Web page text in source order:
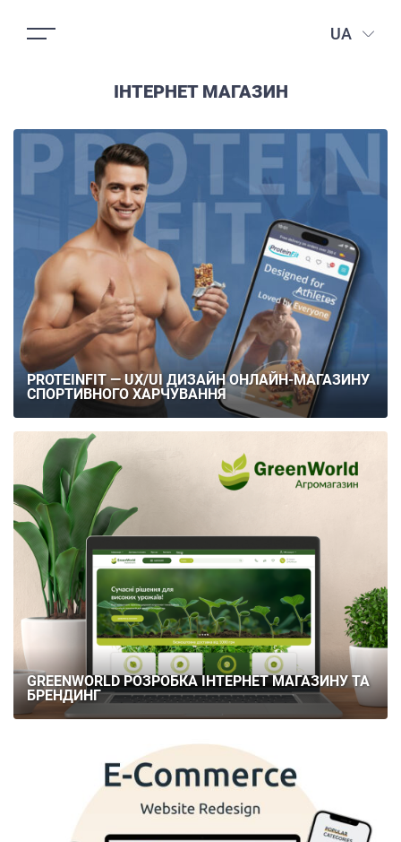
UA
ІНТЕРНЕТ МАГАЗИН
PROTEINFIT — UX/UI ДИЗАЙН ОНЛАЙН-МАГАЗИНУ
СПОРТИВНОГО ХАРЧУВАННЯ
GREENWORLD РОЗРОБКА ІНТЕРНЕТ МАГАЗИНУ ТА
БРЕНДИНГ